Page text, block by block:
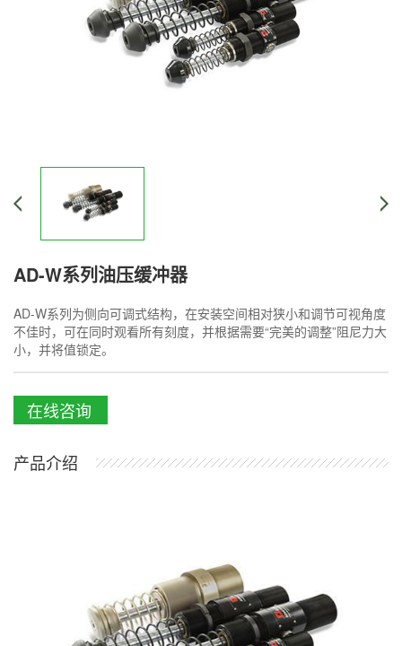
AD-W系列油压缓冲器
AD-W系列为侧向可调式结构，在安装空间相对狭小和调节可视角度
不佳时，可在同时观看所有刻度，并根据需要“完美的调整”阻尼力大
小，并将值锁定。
在线咨询
产品介绍